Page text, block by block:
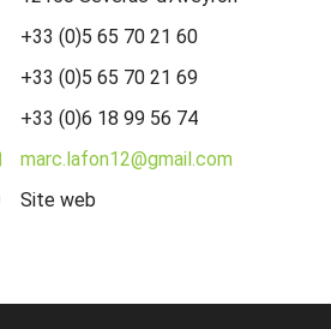
+33 (0)5 65 70 21 60
+33 (0)5 65 70 21 69
+33 (0)6 18 99 56 74
marc.lafon12@gmail.com
Site web